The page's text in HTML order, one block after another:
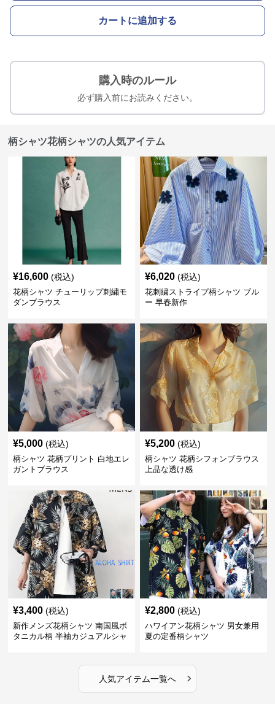
カートに追加する
購入時のルール
必ず購入前にお読みください。
柄シャツ花柄シャツの人気アイテム
¥16,600 (税込)
花柄シャツ チューリップ刺繍モ
ダンブラウス
¥6,020 (税込)
花刺繍ストライプ柄シャツ ブル
ー 早春新作
¥5,000 (税込)
柄シャツ 花柄プリント 白地エレ
ガントブラウス
¥5,200 (税込)
柄シャツ 花柄シフォンブラウス
上品な透け感
¥3,400 (税込)
新作メンズ花柄シャツ 南国風ボ
タニカル柄 半袖カジュアルシャ
¥2,800 (税込)
ハワイアン花柄シャツ 男女兼用
夏の定番柄シャツ
人気アイテム一覧へ ›